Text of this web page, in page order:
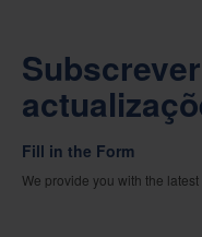
Fill in the Form
We provide you with the